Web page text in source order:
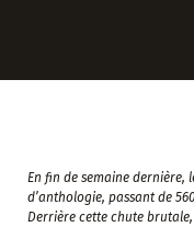
En fin de semaine dernière,
d’anthologie, passant de
Derrière cette chute